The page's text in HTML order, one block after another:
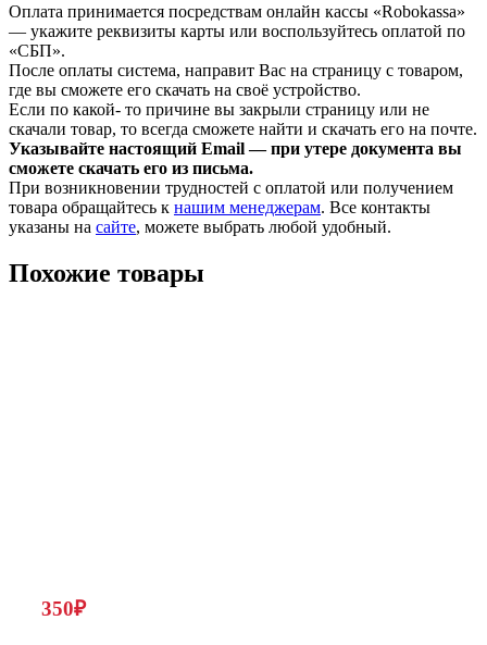
Оплата принимается посредствам онлайн кассы «Robokassa»
— укажите реквизиты карты или воспользуйтесь оплатой по
«СБП».
После оплаты система, направит Вас на страницу с товаром,
где вы сможете его скачать на своё устройство.
Если по какой- то причине вы закрыли страницу или не
скачали товар, то всегда сможете найти и скачать его на почте.
Указывайте настоящий Email — при утере документа вы
сможете скачать его из письма.
При возникновении трудностей с оплатой или получением
товара обращайтесь к нашим менеджерам. Все контакты
указаны на сайте, можете выбрать любой удобный.
Похожие товары
350₽